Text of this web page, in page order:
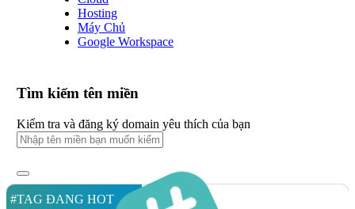
Hosting
Máy Chủ
Google Workspace
Tìm kiếm tên miền
Kiểm tra và đăng ký domain yêu thích của bạn
#TAG ĐANG HOT